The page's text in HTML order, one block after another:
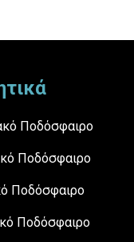
Ποδόσφαιρο
Ποδόσφαιρο
Ποδόσφαιρο
Ποδόσφαιρο